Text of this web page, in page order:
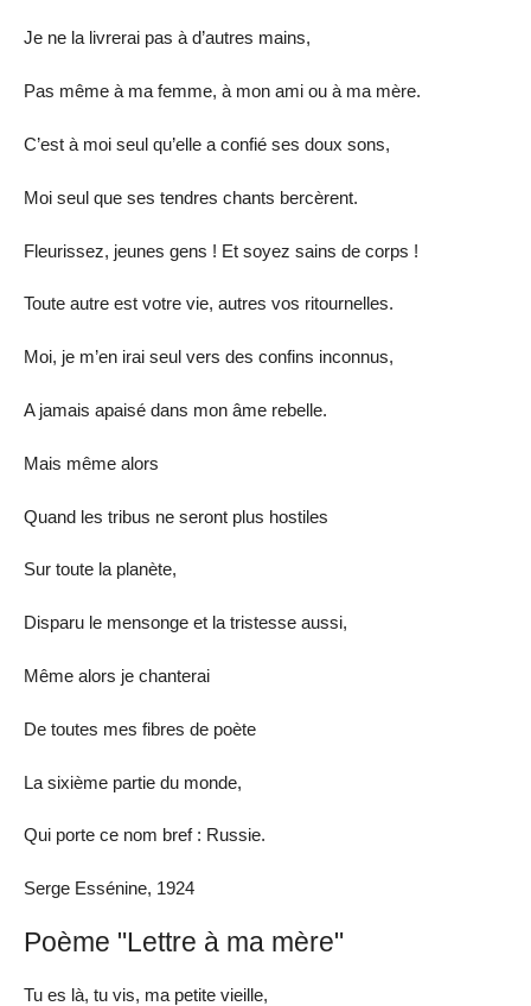
Je ne la livrerai pas à d’autres mains,
Pas même à ma femme, à mon ami ou à ma mère.
C’est à moi seul qu’elle a confié ses doux sons,
Moi seul que ses tendres chants bercèrent.
Fleurissez, jeunes gens ! Et soyez sains de corps !
Toute autre est votre vie, autres vos ritournelles.
Moi, je m’en irai seul vers des confins inconnus,
A jamais apaisé dans mon âme rebelle.
Mais même alors
Quand les tribus ne seront plus hostiles
Sur toute la planète,
Disparu le mensonge et la tristesse aussi,
Même alors je chanterai
De toutes mes fibres de poète
La sixième partie du monde,
Qui porte ce nom bref : Russie.
Serge Essénine, 1924
Poème "Lettre à ma mère"
Tu es là, tu vis, ma petite vieille,